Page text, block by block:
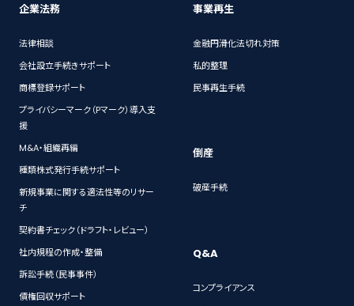
企業法務
法律相談
会社設立手続きサポート
商標登録サポート
プライバシーマーク（Pマーク）導入支
援
M&A・組織再編
種類株式発行手続サポート
新規事業に関する適法性等のリサー
チ
契約書チェック（ドラフト・レビュー）
社内規程の作成・整備
訴訟手続（民事事件）
債権回収サポート
事業再生
金融円滑化法切れ対策
私的整理
民事再生手続
倒産
破産手続
Q&A
コンプライアンス